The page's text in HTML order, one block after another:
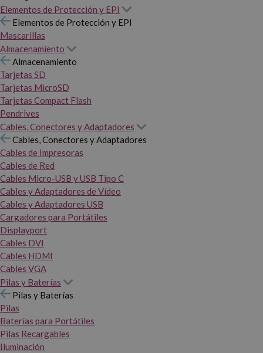
Elementos de Protección y EPI
Elementos de Protección y EPI
Mascarillas
Almacenamiento
Almacenamiento
Tarjetas SD
Tarjetas MicroSD
Tarjetas Compact Flash
Pendrives
Cables, Conectores y Adaptadores
Cables, Conectores y Adaptadores
Cables de Impresoras
Cables de Red
Cables Micro-USB y USB Tipo C
Cables y Adaptadores de Vídeo
Cables y Adaptadores USB
Cargadores para Portátiles
Displayport
Cables DVI
Cables HDMI
Cables VGA
Pilas y Baterías
Pilas y Baterías
Pilas
Baterías para Portátiles
Pilas Recargables
Iluminación